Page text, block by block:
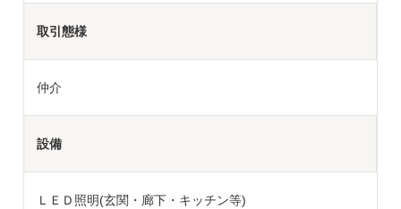
取引態様
仲介
設備
ＬＥＤ照明(玄関・廊下・キッチン等)